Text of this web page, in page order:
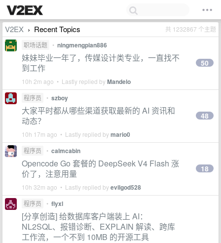
共 1232867 个主题
V2EX › Recent Topics
职场话题 • ningmengpian886
妹妹毕业一年了，传媒设计类专业，一直找不
到工作
10h 2m ago • Lastly replied byMandelo
50
程序员 • szboy
大家平时都从哪些渠道获取最新的 AI 资讯和
动态？
10h 17m ago • Lastly replied bymario0
48
程序员 • calmcabin
Opencode Go 套餐的 DeepSeek V4 Flash 涨
价了，注意用量
10h 32m ago • Lastly replied byevilgod528
18
程序员 • flyxl
[分享创造] 给数据库客户端装上 AI：
NL2SQL、报错诊断、EXPLAIN 解读、跨库
工作流，一个不到 10MB 的开源工具